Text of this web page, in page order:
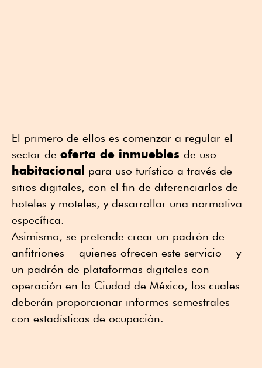
El primero de ellos es comenzar a regular el
sector de oferta de inmuebles de uso
habitacional para uso turístico a través de
sitios digitales, con el fin de diferenciarlos de
hoteles y moteles, y desarrollar una normativa
específica.
Asimismo, se pretende crear un padrón de
anfitriones —quienes ofrecen este servicio— y
un padrón de plataformas digitales con
operación en la Ciudad de México, los cuales
deberán proporcionar informes semestrales
con estadísticas de ocupación.